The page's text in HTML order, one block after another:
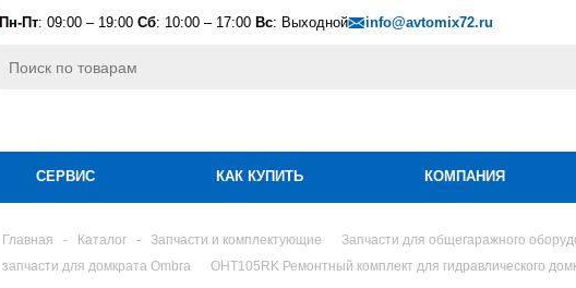
Пн-Пт: 09:00 – 19:00 Сб: 10:00 – 17:00 Вс: Выходной info@avtomix72.ru
СЕРВИС КАК КУПИТЬ КОМПАНИЯ
Главная - Каталог - Запчасти и комплектующие Запчасти для общегаражного
запчасти для домкрата Ombra
OHT105RK Ремонтный комплект для гидравлического